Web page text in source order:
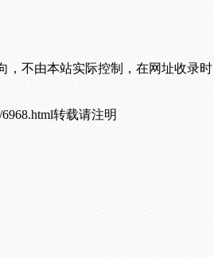
不由本站实际控制，在网址收录
转载请注明